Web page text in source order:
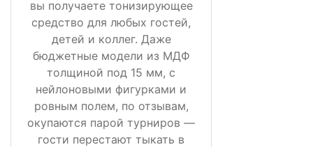
вы получаете тонизирующее
средство для любых гостей,
детей и коллег. Даже
бюджетные модели из МДФ
толщиной под 15 мм, с
нейлоновыми фигурками и
ровным полем, по отзывам,
окупаются парой турниров —
гости перестают тыкать в